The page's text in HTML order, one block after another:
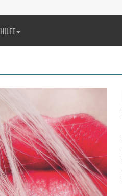
HILFE